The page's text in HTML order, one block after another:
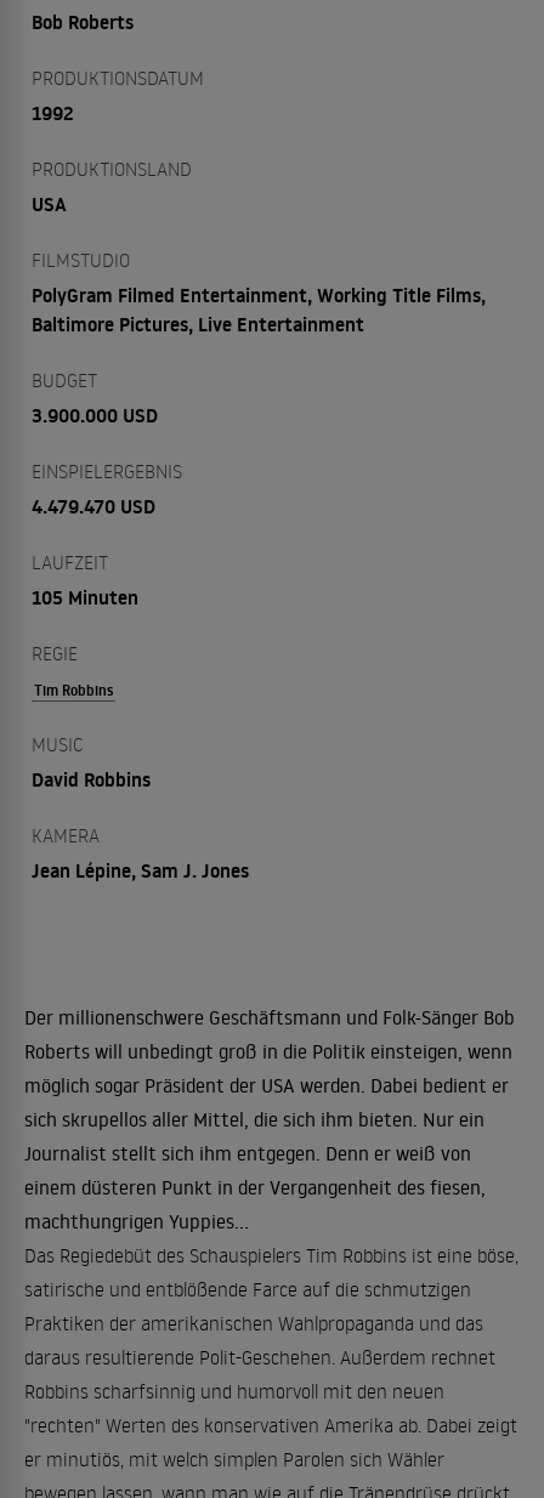
Bob Roberts
PRODUKTIONSDATUM
1992
PRODUKTIONSLAND
USA
FILMSTUDIO
PolyGram Filmed Entertainment, Working Title Films,
Baltimore Pictures, Live Entertainment
BUDGET
3.900.000 USD
EINSPIELERGEBNIS
4.479.470 USD
LAUFZEIT
105 Minuten
REGIE
Tim Robbins
MUSIC
David Robbins
KAMERA
Jean Lépine, Sam J. Jones
Der millionenschwere Geschäftsmann und Folk-Sänger Bob
Roberts will unbedingt groß in die Politik einsteigen, wenn
möglich sogar Präsident der USA werden. Dabei bedient er
sich skrupellos aller Mittel, die sich ihm bieten. Nur ein
Journalist stellt sich ihm entgegen. Denn er weiß von
einem düsteren Punkt in der Vergangenheit des fiesen,
machthungrigen Yuppies...
Das Regiedebüt des Schauspielers Tim Robbins ist eine böse,
satirische und entblößende Farce auf die schmutzigen
Praktiken der amerikanischen Wahlpropaganda und das
daraus resultierende Polit-Geschehen. Außerdem rechnet
Robbins scharfsinnig und humorvoll mit den neuen
"rechten" Werten des konservativen Amerika ab. Dabei zeigt
er minutiös, mit welch simplen Parolen sich Wähler
bewegen lassen, wann man wie auf die Tränendrüse drückt